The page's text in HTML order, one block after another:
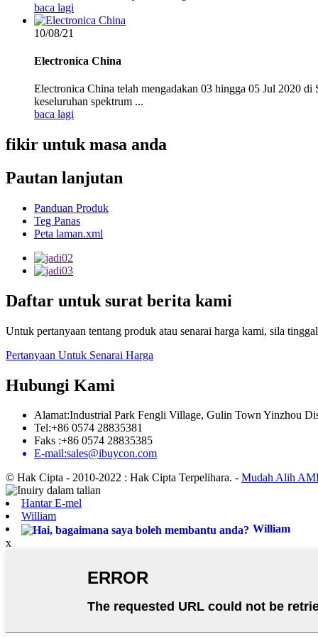
baca lagi
10/08/21
Electronica China
Electronica China telah mengadakan 03 hingga 05 Jul 2020
keseluruhan spektrum ...
baca lagi
fikir untuk masa anda
Pautan lanjutan
Panduan Produk
Teg Panas
Peta laman.xml
Daftar untuk surat berita kami
Untuk pertanyaan tentang produk atau senarai harga kami, sila
Pertanyaan Untuk Senarai Harga
Hubungi Kami
Alamat:Industrial Park Fengli Village, Gulin Town Yinzhou
Tel:+86 0574 28835381
Faks :+86 0574 28835385
E-mail:sales@ibuycon.com
© Hak Cipta - 2010-2022 : Hak Cipta Terpelihara. - Mudah Alih
Hantar E-mel
William
William
x